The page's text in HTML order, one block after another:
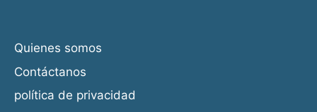
Quienes somos
Contáctanos
política de privacidad